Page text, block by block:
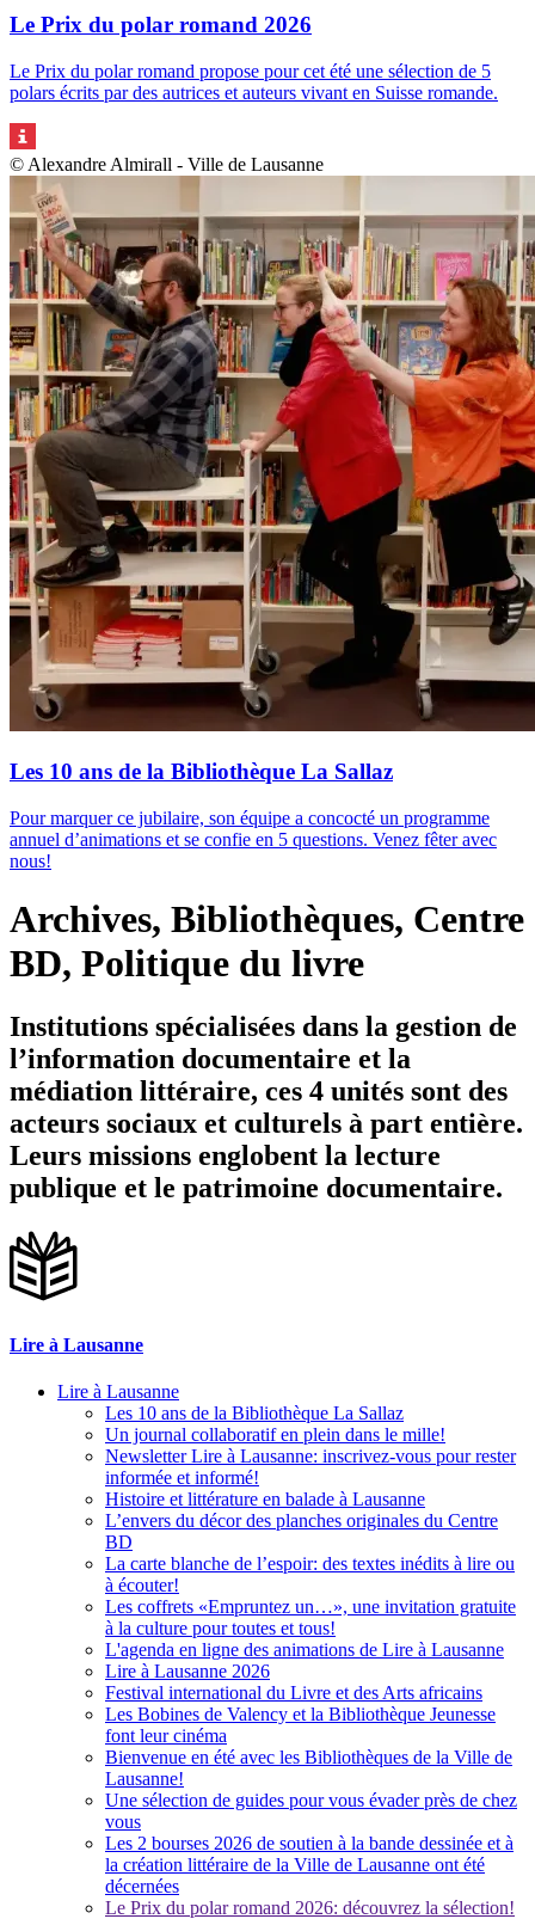
Le Prix du polar romand 2026
Le Prix du polar romand propose pour cet été une sélection de 5
polars écrits par des autrices et auteurs vivant en Suisse romande.
© Alexandre Almirall - Ville de Lausanne
Les 10 ans de la Bibliothèque La Sallaz
Pour marquer ce jubilaire, son équipe a concocté un programme
annuel d’animations et se confie en 5 questions. Venez fêter avec
nous!
Archives, Bibliothèques, Centre
BD, Politique du livre
Institutions spécialisées dans la gestion de
l’information documentaire et la
médiation littéraire, ces 4 unités sont des
acteurs sociaux et culturels à part entière.
Leurs missions englobent la lecture
publique et le patrimoine documentaire.
Lire à Lausanne
Lire à Lausanne
Les 10 ans de la Bibliothèque La Sallaz
Un journal collaboratif en plein dans le mille!
Newsletter Lire à Lausanne: inscrivez-vous pour rester
informée et informé!
Histoire et littérature en balade à Lausanne
L’envers du décor des planches originales du Centre
BD
La carte blanche de l’espoir: des textes inédits à lire ou
à écouter!
Les coffrets «Empruntez un…», une invitation gratuite
à la culture pour toutes et tous!
L'agenda en ligne des animations de Lire à Lausanne
Lire à Lausanne 2026
Festival international du Livre et des Arts africains
Les Bobines de Valency et la Bibliothèque Jeunesse
font leur cinéma
Bienvenue en été avec les Bibliothèques de la Ville de
Lausanne!
Une sélection de guides pour vous évader près de chez
vous
Les 2 bourses 2026 de soutien à la bande dessinée et à
la création littéraire de la Ville de Lausanne ont été
décernées
Le Prix du polar romand 2026: découvrez la sélection!